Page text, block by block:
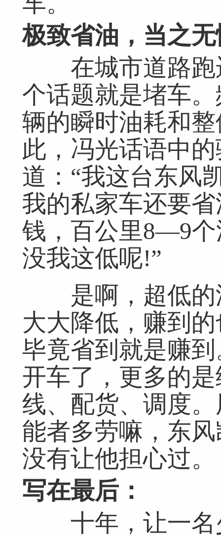
极致省油，当之
在城市道路跑
个话题就是堵车
辆的瞬时油耗和
此，冯光话语中
道：“我这台东风
我的私家车还要
钱，百公里8—9个
没我这低呢!”
是啊，超低的
大大降低，赚到
毕竟省到就是赚
开车了，更多的
线、配货、调度
能者多劳嘛，东
没有让他担心过。
写在最后：
十年，让一名
网友跟帖 共0条 登录名： 密码： 匿名发布 验
网友评论仅供其表达个人看法，并不表明本网同意其观点或证实其描